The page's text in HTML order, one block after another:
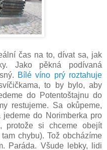
čas na to, dívat sa, jak
Jako pěkná podívaná
Bílé víno prý roztahuje
to by bylo, aby
do Potentoštajnu do
restujeme. Sa okůpeme,
do Norimberka pro
protože si chceme obejít
chybu). Tož obcházíme
Paráda. Všude lebky, lidi